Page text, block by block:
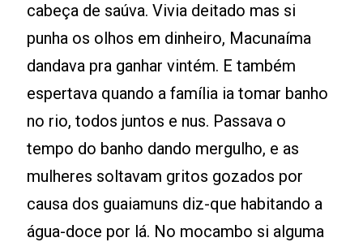
cabeça de saúva. Vivia deitado mas si
punha os olhos em dinheiro, Macunaíma
dandava pra ganhar vintém. E também
espertava quando a família ia tomar banho
no rio, todos juntos e nus. Passava o
tempo do banho dando mergulho, e as
mulheres soltavam gritos gozados por
causa dos guaiamuns diz-que habitando a
água-doce por lá. No mocambo si alguma